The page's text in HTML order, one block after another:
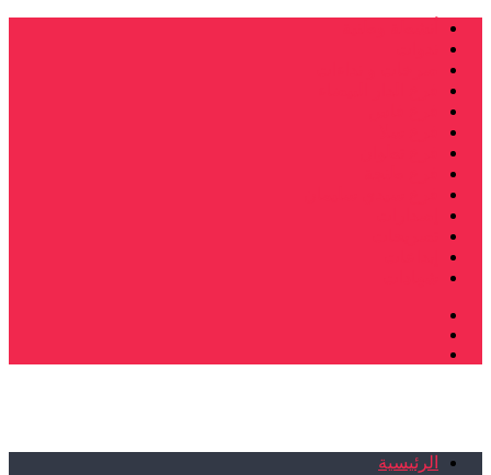
أنشطة وطنية
ندوات
صرخات و نداءات
فرع الدار البيضاء
فرع فاس
فرع سلا
فرع تطوان
فرع طنجة
فرع سيدي سليمان
إصدارات
تصريحات
إبداعات
شهادات
الرئيسية